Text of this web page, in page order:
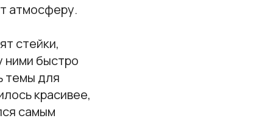
атмосферу.
стейки,
ними быстро
темы для
красивее,
самым